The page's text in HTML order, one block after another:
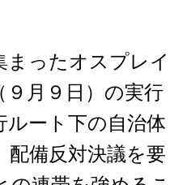
ったオスプレイ
９月９日）の実行
ルート下の自治体
配備反対決議を要